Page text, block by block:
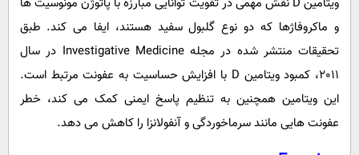
و ماکروفاژها که دو نوع گلبول سفید هستند، ایفا می کند. طبق
تحقیقات منتشر شده در مجله Investigative Medicine در سال
2011، کمبود ویتامین D با افزایش حساسیت به عفونت مرتبط است.
این ویتامین همچنین به تنظیم پاسخ ایمنی کمک می کند، خطر
عفونت هایی مانند سرماخوردگی و آنفولانزا را کاهش می دهد.